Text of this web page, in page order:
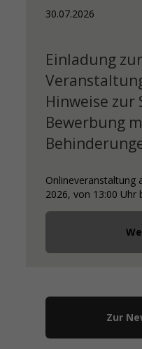
30.07.2026
Einladung zur
Veranstaltung
Hinweise zur
Bewerbung mit
Behinderungen“
Onlineveranstaltung am
2026, von 13:00 Uhr bis
Zur